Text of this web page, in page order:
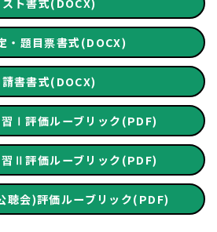
・題目票書式(DOCX)
書書式(DOCX)
Ⅰ評価ルーブリック(PDF)
Ⅱ評価ルーブリック(PDF)
聴会)評価ルーブリック(PDF)